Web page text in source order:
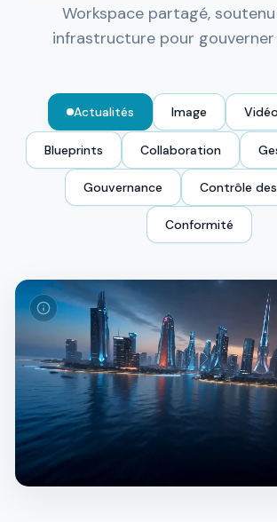
Workspace partagé,
infrastructure pour
Actualités Image Vidéo
Blueprints Collaboration
Gouvernance Contrôle
Conformité